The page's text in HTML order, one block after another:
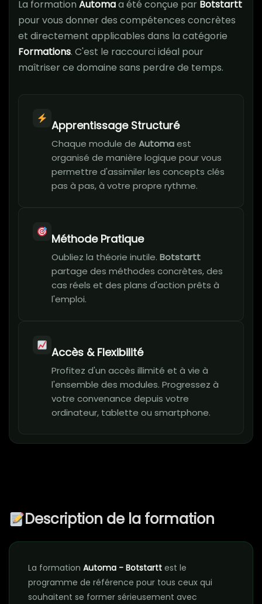
La formation Automaa été conçue par Botstartt
pour vous donner des compétences concrètes
et directement applicables dans la catégorie
Formations. C'est le raccourci idéal pour
maîtriser ce domaine sans perdre de temps.
Apprentissage Structuré
Chaque module de Automaest
organisé de manière logique pour vous
permettre d'assimiler les concepts clés
pas à pas, à votre propre rythme.
Méthode Pratique
Oubliez la théorie inutile. Botstartt
partage des méthodes concrètes, des
cas réels et des plans d'action prêts à
l'emploi.
Accès & Flexibilité
Profitez d'un accès illimité et à vie à
l'ensemble des modules. Progressez à
votre convenance depuis votre
ordinateur, tablette ou smartphone.
Description de la formation
La formation Automa - Botstartt est le
programme de référence pour tous ceux qui
souhaitent se former sérieusement avec